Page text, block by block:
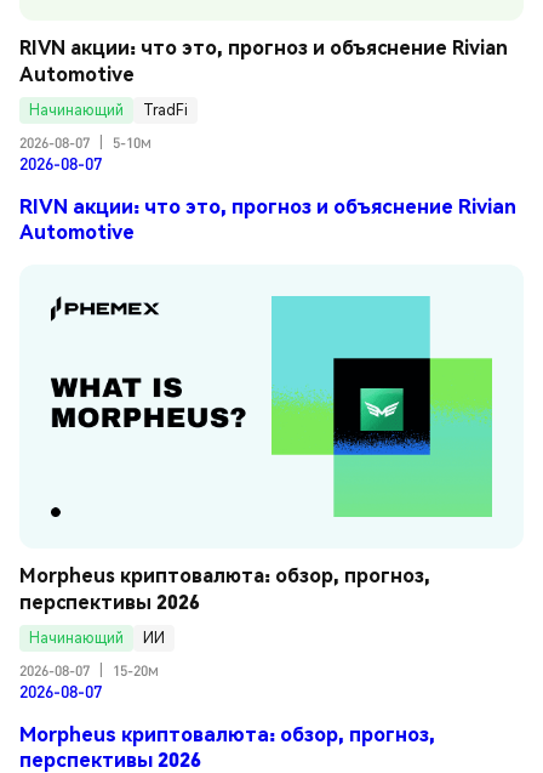
RIVN акции: что это, прогноз и объяснение Rivian
Automotive
Начинающий
TradFi
2026-08-07
5-10м
2026-08-07
RIVN акции: что это, прогноз и объяснение Rivian
Automotive
Morpheus криптовалюта: обзор, прогноз,
перспективы 2026
Начинающий
ИИ
2026-08-07
15-20м
2026-08-07
Morpheus криптовалюта: обзор, прогноз,
перспективы 2026